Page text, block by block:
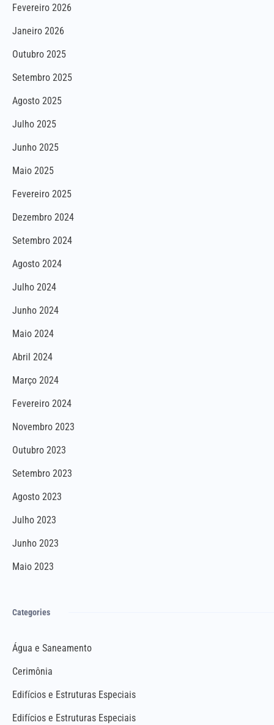
Fevereiro 2026
Janeiro 2026
Outubro 2025
Setembro 2025
Agosto 2025
Julho 2025
Junho 2025
Maio 2025
Fevereiro 2025
Dezembro 2024
Setembro 2024
Agosto 2024
Julho 2024
Junho 2024
Maio 2024
Abril 2024
Março 2024
Fevereiro 2024
Novembro 2023
Outubro 2023
Setembro 2023
Agosto 2023
Julho 2023
Junho 2023
Maio 2023
Categories
Água e Saneamento
Cerimônia
Edifícios e Estruturas Especiais
Edifícios e Estruturas Especiais